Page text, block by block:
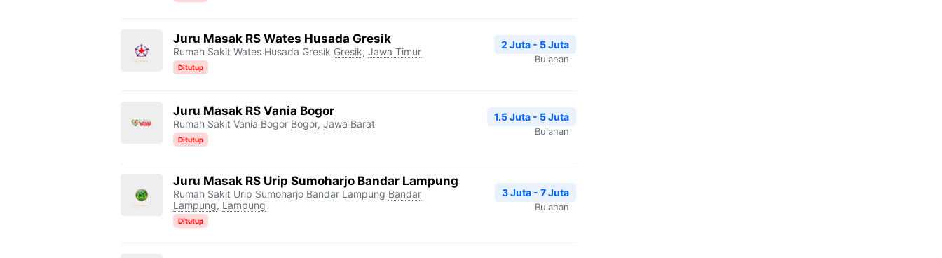
Juru Masak RS Wates Husada Gresik
Rumah Sakit Wates Husada Gresik Gresik, Jawa Timur
Ditutup
2 Juta - 5 Juta
Bulanan
Juru Masak RS Vania Bogor
Rumah Sakit Vania Bogor Bogor, Jawa Barat
Ditutup
1.5 Juta - 5 Juta
Bulanan
Juru Masak RS Urip Sumoharjo Bandar Lampung
Rumah Sakit Urip Sumoharjo Bandar Lampung Bandar
Lampung, Lampung
Ditutup
3 Juta - 7 Juta
Bulanan